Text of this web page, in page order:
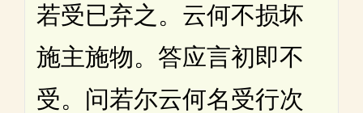
若受已弃之。云何不损坏
施主施物。答应言初即不
受。问若尔云何名受行次